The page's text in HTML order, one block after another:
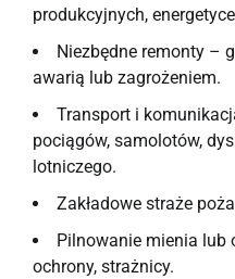
produkcyjnych,
Niezbędne remonty –
awarią lub zagrożeniem.
Transport i
pociągów, samolotów,
lotniczego.
Zakładowe straże
Pilnowanie mienia lub
ochrony, strażnicy.